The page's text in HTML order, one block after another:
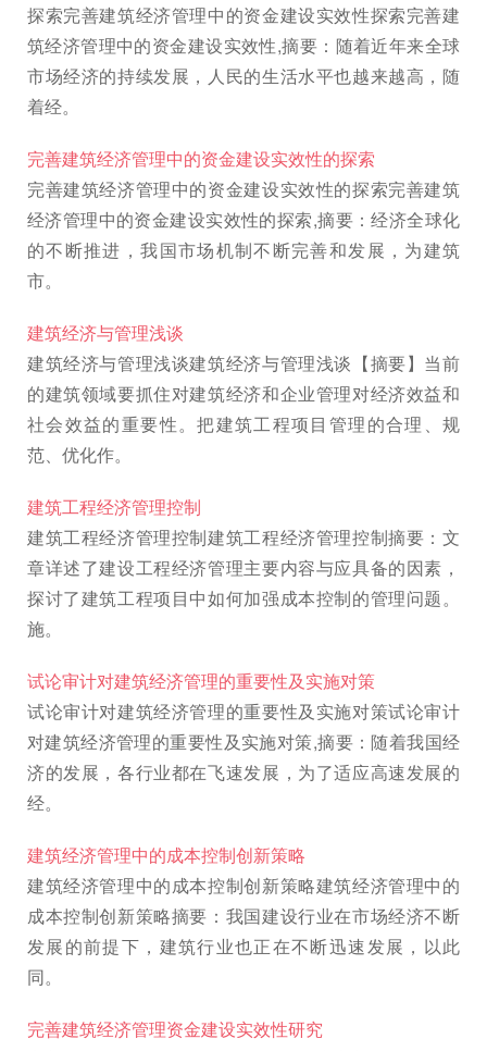
探索完善建筑经济管理中的资金建设实效性探索完善建
筑经济管理中的资金建设实效性,摘要：随着近年来全球
市场经济的持续发展，人民的生活水平也越来越高，随
着经。
完善建筑经济管理中的资金建设实效性的探索
完善建筑经济管理中的资金建设实效性的探索完善建筑
经济管理中的资金建设实效性的探索,摘要：经济全球化
的不断推进，我国市场机制不断完善和发展，为建筑
市。
建筑经济与管理浅谈
建筑经济与管理浅谈建筑经济与管理浅谈【摘要】当前
的建筑领域要抓住对建筑经济和企业管理对经济效益和
社会效益的重要性。把建筑工程项目管理的合理、规
范、优化作。
建筑工程经济管理控制
建筑工程经济管理控制建筑工程经济管理控制摘要：文
章详述了建设工程经济管理主要内容与应具备的因素，
探讨了建筑工程项目中如何加强成本控制的管理问题。
施。
试论审计对建筑经济管理的重要性及实施对策
试论审计对建筑经济管理的重要性及实施对策试论审计
对建筑经济管理的重要性及实施对策,摘要：随着我国经
济的发展，各行业都在飞速发展，为了适应高速发展的
经。
建筑经济管理中的成本控制创新策略
建筑经济管理中的成本控制创新策略建筑经济管理中的
成本控制创新策略摘要：我国建设行业在市场经济不断
发展的前提下，建筑行业也正在不断迅速发展，以此
同。
完善建筑经济管理资金建设实效性研究